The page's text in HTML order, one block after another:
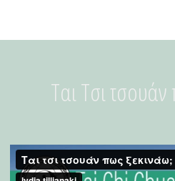
Ται Τσι